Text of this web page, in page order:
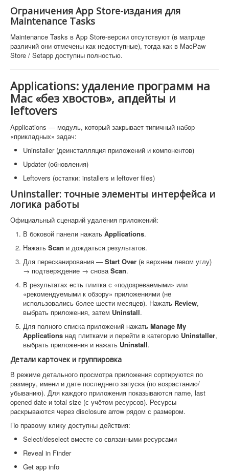
Ограничения App Store-издания для
Maintenance Tasks
Maintenance Tasks в App Store-версии отсутствуют (в матрице
различий они отмечены как недоступные), тогда как в MacPaw
Store / Setapp доступны полностью.
Applications: удаление программ на
Mac «без хвостов», апдейты и
leftovers
Applications — модуль, который закрывает типичный набор
«прикладных» задач:
Uninstaller (деинсталляция приложений и компонентов)
Updater (обновления)
Leftovers (остатки: installers и leftover files)
Uninstaller: точные элементы интерфейса и
логика работы
Официальный сценарий удаления приложений:
В боковой панели нажать Applications.
Нажать Scan и дождаться результатов.
Для пересканирования — Start Over (в верхнем левом углу)
→ подтверждение → снова Scan.
В результатах есть плитка с «подозреваемыми» или
«рекомендуемыми к обзору» приложениями (не
использовались более шести месяцев). Нажать Review,
выбрать приложения, затем Uninstall.
Для полного списка приложений нажать Manage My
Applications над плитками и перейти в категорию Uninstaller,
выбрать приложения и нажать Uninstall.
Детали карточек и группировка
В режиме детального просмотра приложения сортируются по
размеру, имени и дате последнего запуска (по возрастанию/
убыванию). Для каждого приложения показываются name, last
opened date и total size (с учётом ресурсов). Ресурсы
раскрываются через disclosure arrow рядом с размером.
По правому клику доступны действия:
Select/deselect вместе со связанными ресурсами
Reveal in Finder
Get app info